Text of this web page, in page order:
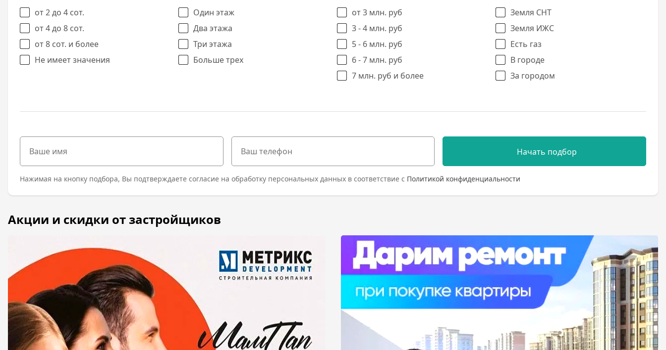
от 2 до 4 сот.
от 4 до 8 сот.
от 8 сот. и более
Не имеет значения
Один этаж
Два этажа
Три этажа
Больше трех
от 3 млн. руб
3 - 4 млн. руб
5 - 6 млн. руб
6 - 7 млн. руб
7 млн. руб и более
Земля СНТ
Земля ИЖС
Есть газ
В городе
За городом
Начать подбор
Нажимая на кнопку подбора, Вы подтверждаете согласие на обработку персональных данных в соответствие с Политикой конфиденциальности